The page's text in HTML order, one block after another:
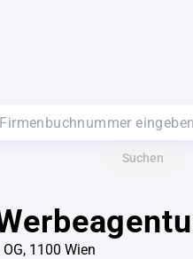
Suchen
1100 Wien